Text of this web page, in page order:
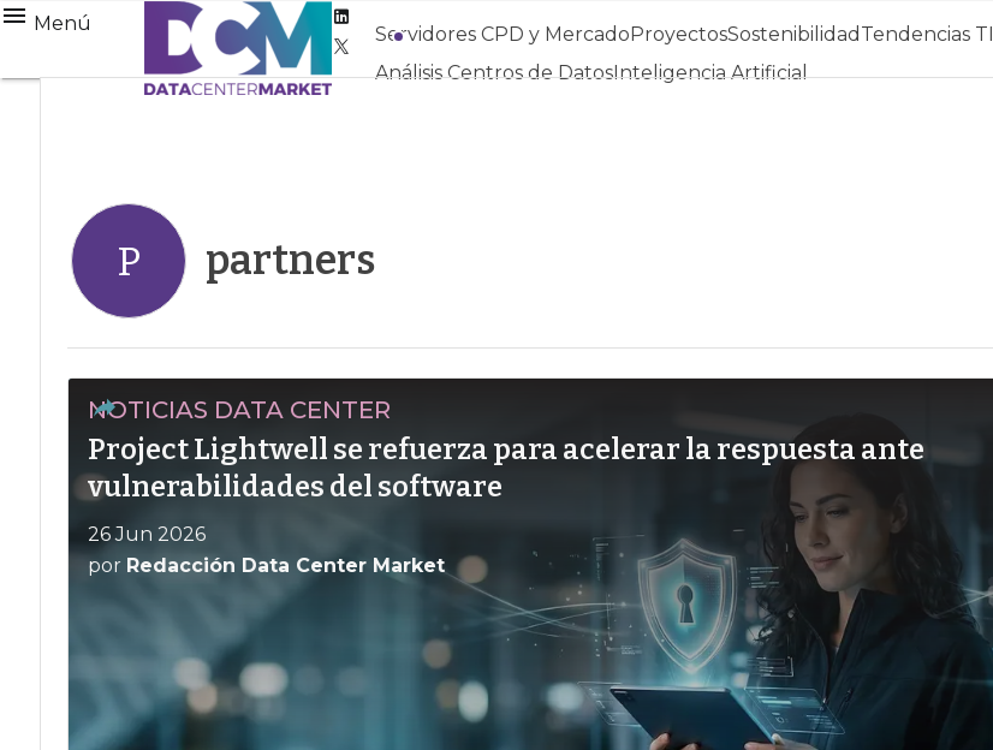
Menú
Twitter
Servidores CPD y MercadoProyectosSostenibilidad Tendencias TI
Análisis Centros de DatosInteligencia Artificial
P partners
NOTICIAS DATA CENTER
Project Lightwell se refuerza para acelerar la respuesta ante
vulnerabilidades del software
26 Jun 2026
por Redacción Data Center Market